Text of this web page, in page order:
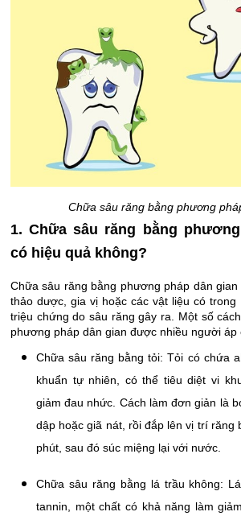
Chữa sâu răng bằng phương
1. Chữa sâu răng bằng
có hiệu quả không?
Chữa sâu răng bằng phương pháp dân
thảo dược, gia vị hoặc các vật liệu có trong
triệu chứng do sâu răng gây ra. Một số
phương pháp dân gian được nhiều người áp
Chữa sâu răng bằng tỏi: Tỏi có chứa
khuẩn tự nhiên, có thể tiêu diệt vi
giảm đau nhức. Cách làm đơn giản là
dập hoặc giã nát, rồi đắp lên vị trí răng
phút, sau đó súc miệng lại với nước.
Chữa sâu răng bằng lá trầu không:
tannin, một chất có khả năng làm